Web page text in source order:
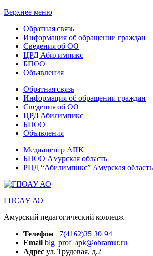
Верхнее меню
Обратная связь
Информация об обращении граждан
Сведения об ОО
ЦРД Абилимпикс
БПОО
Объявления
Обратная связь
Информация об обращении граждан
Сведения об ОО
ЦРД Абилимпикс
БПОО
Объявления
Медиацентр АПК
БПОО Амурская область
РЦД “Абилимпикс” Амурская область
ГПОАУ АО
Амурский педагогический колледж
Телефон +7(4162)35-30-94
Email blg_prof_apk@obramur.ru
Адрес ул. Трудовая, д.2